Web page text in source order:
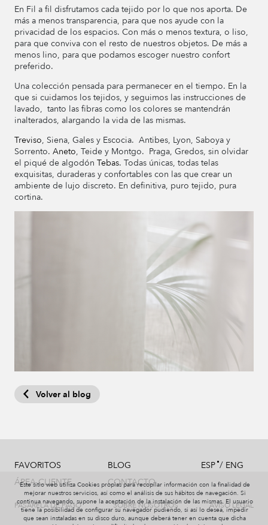
En Fil a fil disfrutamos cada tejido por lo que nos aporta. De
más a menos transparencia, para que nos ayude con la
privacidad de los espacios. Con más o menos textura, o liso,
para que conviva con el resto de nuestros objetos. De más a
menos lino, para que podamos escoger nuestro confort
preferido.
Una colección pensada para permanecer en el tiempo. En la
que si cuidamos los tejidos, y seguimos las instrucciones de
lavado, tanto las fibras como los colores se mantendrán
inalterados, alargando la vida de las mismas.
Treviso, Siena, Gales y Escocia. Antibes, Lyon, Saboya y
Sorrento. Aneto, Teide y Montgo. Praga, Gredos, sin olvidar
el piqué de algodón Tebas. Todas únicas, todas telas
exquisitas, duraderas y confortables con las que crear un
ambiente de lujo discreto. En definitiva, puro tejido, pura
cortina.
Volver al blog
FAVORITOS
ÁREA CLIENTE
BLOG
CONTACTO
ESP/ ENG
PASARELA DE PAGO SOBRE NOSOTROS AVISO LEGAL
Este sitio web utiliza Cookies propias para recopilar información con la finalidad de
mejorar nuestros servicios, así como el análisis de sus hábitos de navegación. Si
continua navegando, supone la aceptación de la instalación de las mismas. El usuario
tiene la posibilidad de configurar su navegador pudiendo, si así lo desea, impedir
que sean instaladas en su disco duro, aunque deberá tener en cuenta que dicha